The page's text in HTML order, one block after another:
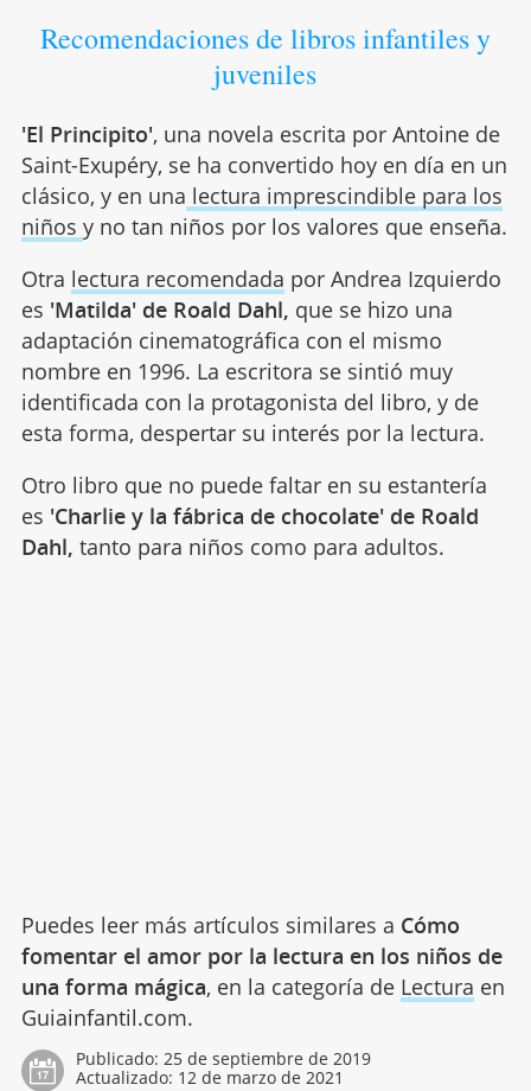
Recomendaciones de libros infantiles y
juveniles
'El Principito', una novela escrita por Antoine de
Saint-Exupéry, se ha convertido hoy en día en un
clásico, y en una lectura imprescindible para los
niños y no tan niños por los valores que enseña.
Otra lectura recomendada por Andrea Izquierdo
es 'Matilda' de Roald Dahl, que se hizo una
adaptación cinematográfica con el mismo
nombre en 1996. La escritora se sintió muy
identificada con la protagonista del libro, y de
esta forma, despertar su interés por la lectura.
Otro libro que no puede faltar en su estantería
es 'Charlie y la fábrica de chocolate' de Roald
Dahl, tanto para niños como para adultos.
Puedes leer más artículos similares a Cómo
fomentar el amor por la lectura en los niños de
una forma mágica, en la categoría de Lectura en
Guiainfantil.com.
Publicado: 25 de septiembre de 2019
Actualizado: 12 de marzo de 2021